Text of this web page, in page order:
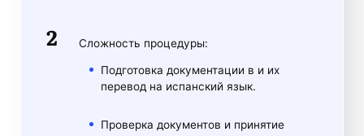
Сложность процедуры:
Подготовка документации в и их
перевод на испанский язык.
Проверка документов и принятие